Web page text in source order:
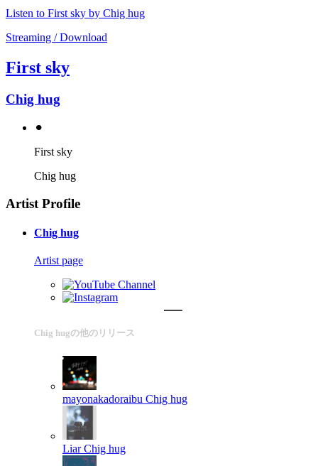
Listen to First sky by Chig hug
Streaming / Download
First sky
Chig hug
⚫︎
First sky
Chig hug
Artist Profile
Chig hug
Artist page
Chig hugの他のリリース
mayonakadoraibu Chig hug
Liar Chig hug